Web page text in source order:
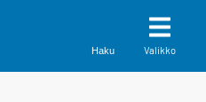
Haku Valikko